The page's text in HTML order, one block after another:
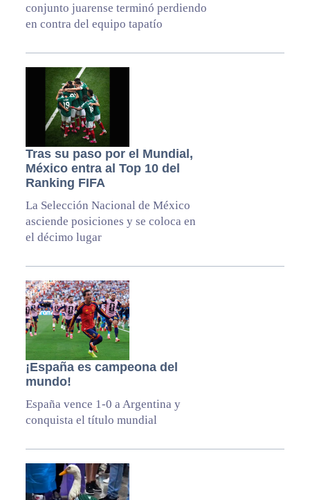
conjunto juarense terminó perdiendo
en contra del equipo tapatío
Tras su paso por el Mundial,
México entra al Top 10 del
Ranking FIFA
La Selección Nacional de México
asciende posiciones y se coloca en
el décimo lugar
¡España es campeona del
mundo!
España vence 1-0 a Argentina y
conquista el título mundial